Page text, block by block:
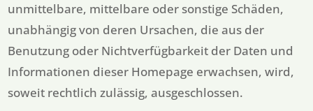
unmittelbare, mittelbare oder sonstige Schäden,
unabhängig von deren Ursachen, die aus der
Benutzung oder Nichtverfügbarkeit der Daten und
Informationen dieser Homepage erwachsen, wird,
soweit rechtlich zulässig, ausgeschlossen.